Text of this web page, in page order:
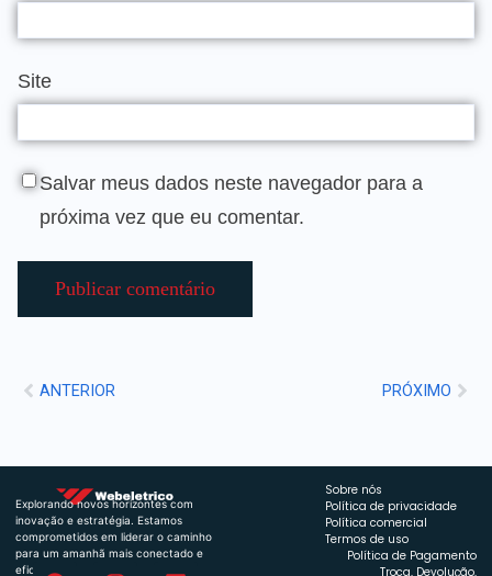
Site
Salvar meus dados neste navegador para a
próxima vez que eu comentar.
ANTERIOR PRÓXIMO
Explorando novos horizontes com
inovação e estratégia. Estamos
comprometidos em liderar o caminho
para um amanhã mais conectado e
eficiente.
Sobre nós
Política de privacidade
Política comercial
Termos de uso
Política de Pagamento
Troca, Devolução,